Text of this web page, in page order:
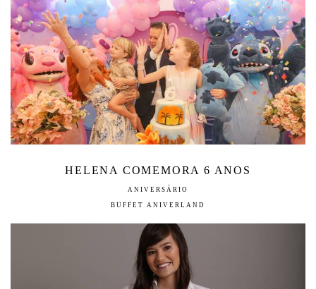
HELENA COMEMORA 6 ANOS
ANIVERSÁRIO
BUFFET ANIVERLAND